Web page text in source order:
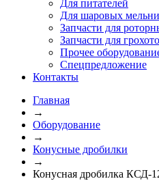
Для питателей
Для шаровых
Запчасти для
Запчасти для
Прочее
Спецпредложение
Контакты
Главная
→
Оборудование
→
Конусные дробилки
→
Конусная дробилка КСД-